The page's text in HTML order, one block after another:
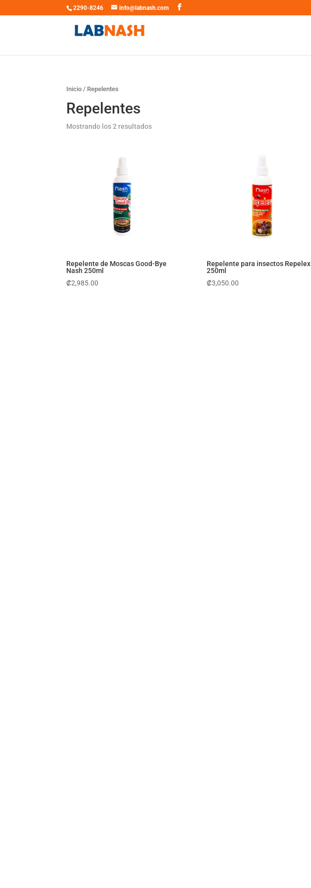
2290-8246 info@labnash.com
Inicio / Repelentes
Repelentes
Mostrando los 2 resultados
Repelente de Moscas Good-Bye
Nash 250ml
₡2,985.00
Repelente para insectos Repelex
250ml
₡3,050.00